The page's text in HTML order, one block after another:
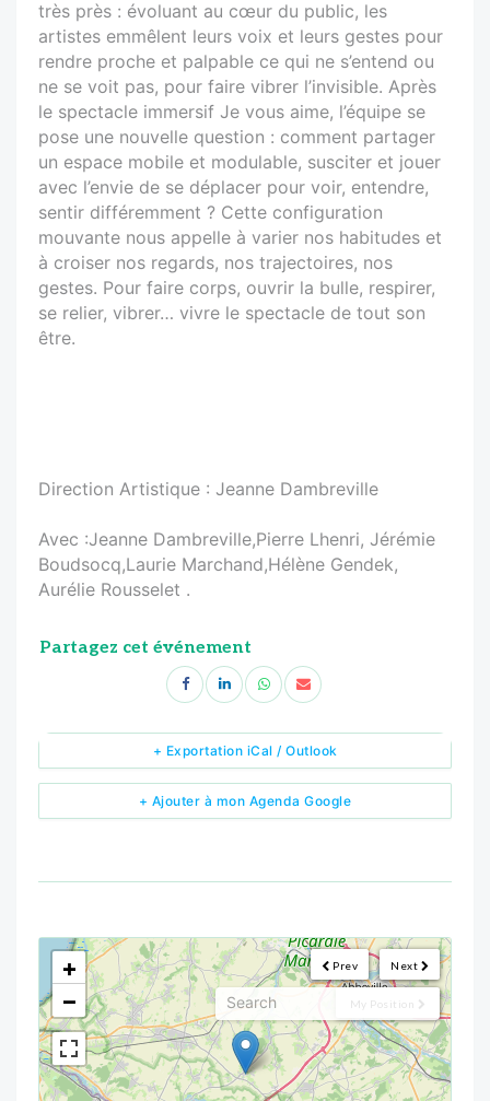
très près : évoluant au cœur du public, les
artistes emmêlent leurs voix et leurs gestes pour
rendre proche et palpable ce qui ne s’entend ou
ne se voit pas, pour faire vibrer l’invisible. Après
le spectacle immersif Je vous aime, l’équipe se
pose une nouvelle question : comment partager
un espace mobile et modulable, susciter et jouer
avec l’envie de se déplacer pour voir, entendre,
sentir différemment ? Cette configuration
mouvante nous appelle à varier nos habitudes et
à croiser nos regards, nos trajectoires, nos
gestes. Pour faire corps, ouvrir la bulle, respirer,
se relier, vibrer… vivre le spectacle de tout son
être.
Direction Artistique : Jeanne Dambreville
Avec :Jeanne Dambreville,Pierre Lhenri, Jérémie
Boudsocq,Laurie Marchand,Hélène Gendek,
Aurélie Rousselet .
Partagez cet événement
+ Ajouter à mon Agenda Google
+ Exportation iCal / Outlook
Next
Prev
My Position
<!---->
+
−